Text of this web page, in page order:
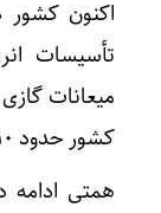
اکنون کشور
تأسیسات
میعانات
کشور حدود ۱۰ تا ۱۵ درصد کاهش یافته است.
همتی ادامه